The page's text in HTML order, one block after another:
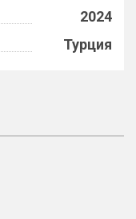
2024
Турция